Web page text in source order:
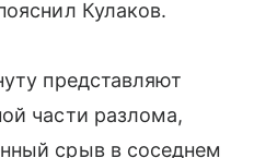
Кулаков.
представляют
части разлома,
срыв в соседнем